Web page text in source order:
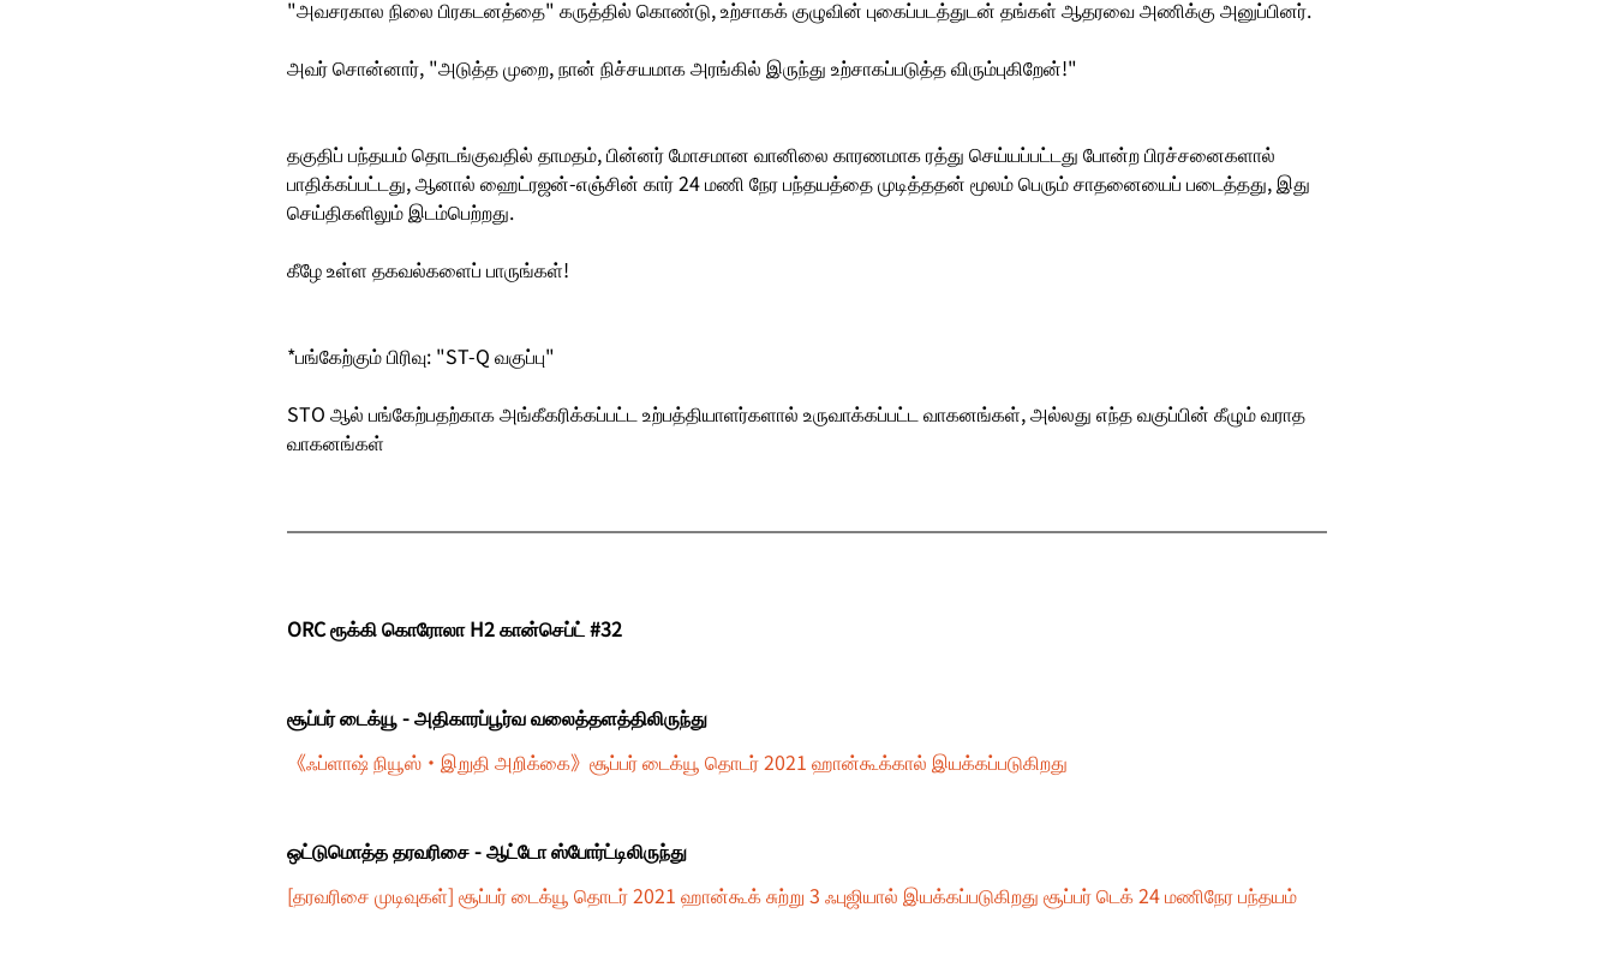
"அவசரகால நிலை பிரகடனத்தை" கருத்தில் கொண்டு, உற்சாகக் குழுவின் புகைப்படத்துடன் தங்கள் ஆதரவை அணிக்கு அனுப்பினர்.
அவர் சொன்னார், "அடுத்த முறை, நான் நிச்சயமாக அரங்கில் இருந்து உற்சாகப்படுத்த விரும்புகிறேன்!"
தகுதிப் பந்தயம் தொடங்குவதில் தாமதம், பின்னர் மோசமான வானிலை காரணமாக ரத்து செய்யப்பட்டது போன்ற பிரச்சனைகளால்
பாதிக்கப்பட்டது, ஆனால் ஹைட்ரஜன்-எஞ்சின் கார் 24 மணி நேர பந்தயத்தை முடித்ததன் மூலம் பெரும் சாதனையைப் படைத்தது, இது
செய்திகளிலும் இடம்பெற்றது.
கீழே உள்ள தகவல்களைப் பாருங்கள்!
*பங்கேற்கும் பிரிவு: "ST-Q வகுப்பு"
STO ஆல் பங்கேற்பதற்காக அங்கீகரிக்கப்பட்ட உற்பத்தியாளர்களால் உருவாக்கப்பட்ட வாகனங்கள், அல்லது எந்த வகுப்பின் கீழும் வராத
வாகனங்கள்
ORC ரூக்கி கொரோலா H2 கான்செப்ட் #32
சூப்பர் டைக்யூ - அதிகாரப்பூர்வ வலைத்தளத்திலிருந்து
《ஃப்ளாஷ் நியூஸ்・இறுதி அறிக்கை》சூப்பர் டைக்யூ தொடர் 2021 ஹான்கூக்கால் இயக்கப்படுகிறது
ஒட்டுமொத்த தரவரிசை - ஆட்டோ ஸ்போர்ட்டிலிருந்து
[தரவரிசை முடிவுகள்] சூப்பர் டைக்யூ தொடர் 2021 ஹான்கூக் சுற்று 3 ஃபுஜியால் இயக்கப்படுகிறது சூப்பர் டெக் 24 மணிநேர பந்தயம்